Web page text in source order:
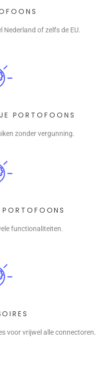
Nederland of zelfs de EU.
PORTOFOONS
zonder vergunning.
PORTOFOONS
functionaliteiten.
voor vrijwel alle connectoren.